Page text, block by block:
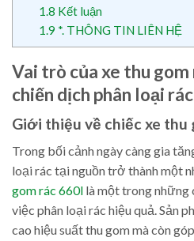
1.8 Kết luận
1.9 *. THÔNG TIN LIÊN HỆ
Vai trò của xe thu
chiến dịch phân loại
Giới thiệu về chiếc xe thu
Trong bối cảnh ngày càng gia
loại rác tại nguồn trở thành một
gom rác 660l là một trong những
việc phân loại rác hiệu quả. Sản
cao hiệu suất thu gom mà còn